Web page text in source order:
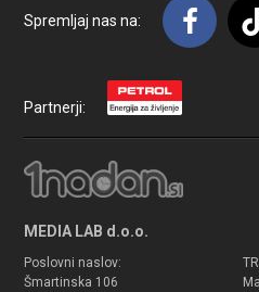
Spremljaj nas na:
Partnerji:
MEDIA LAB d.o.o.
Poslovni naslov:
Šmartinska 106